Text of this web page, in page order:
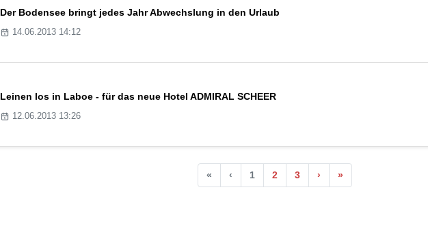
Der Bodensee bringt jedes Jahr Abwechslung in den Urlaub
14.06.2013 14:12
Leinen los in Laboe - für das neue Hotel ADMIRAL SCHEER
12.06.2013 13:26
« ‹ 1 2 3 › »